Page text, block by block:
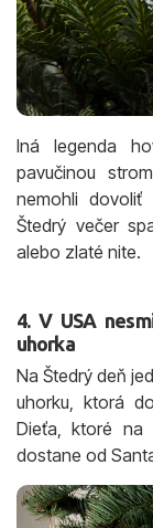
Iná legenda
pavučinou
nemohli
Štedrý večer
alebo zlaté nite.
4. V USA
uhorka
Na Štedrý deň
uhorku, ktorá
Dieťa, ktoré na
dostane od